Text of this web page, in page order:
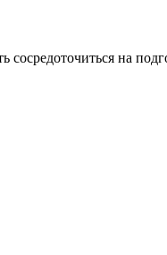
на